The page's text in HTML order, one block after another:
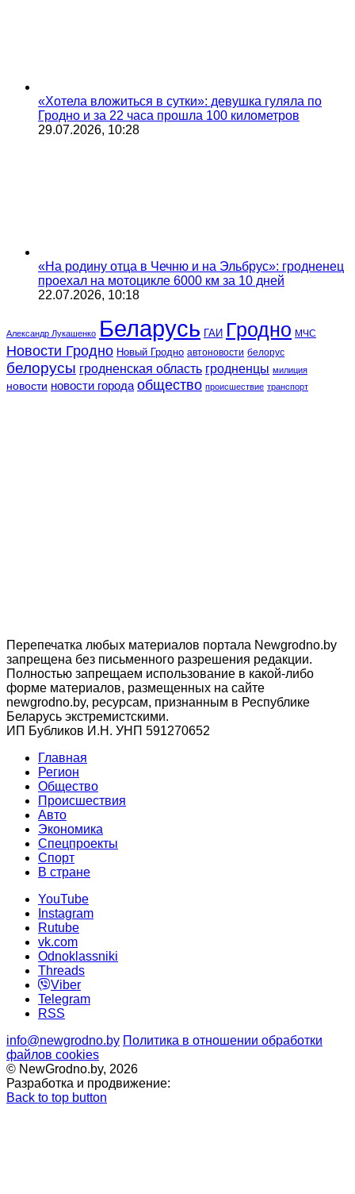
«Хотела вложиться в сутки»: девушка гуляла по
Гродно и за 22 часа прошла 100 километров
29.07.2026, 10:28
«На родину отца в Чечню и на Эльбрус»: гродненец
проехал на мотоцикле 6000 км за 10 дней
22.07.2026, 10:18
Александр Лукашенко Беларусь ГАИ Гродно МЧС
Новости Гродно Новый Гродно автоновости белорус
белорусы гродненская область гродненцы милиция
новости новости города общество происшествие транспорт
Перепечатка любых материалов портала Newgrodno.by
запрещена без письменного разрешения редакции.
Полностью запрещаем использование в какой-либо
форме материалов, размещенных на сайте
newgrodno.by, ресурсам, признанным в Республике
Беларусь экстремистскими.
ИП Бубликов И.Н. УНП 591270652
Главная
Регион
Общество
Происшествия
Авто
Экономика
Спецпроекты
Cпорт
В стране
YouTube
Instagram
Rutube
vk.com
Odnoklassniki
Threads
Viber
Telegram
RSS
info@newgrodno.by Политика в отношении обработки
файлов cookies
© NewGrodno.by, 2026
Разработка и продвижение:
Back to top button